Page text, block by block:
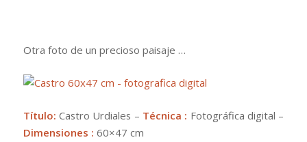
Otra foto de un precioso paisaje …
Título: Castro Urdiales – Técnica : Fotográfica digital –
Dimensiones : 60×47 cm